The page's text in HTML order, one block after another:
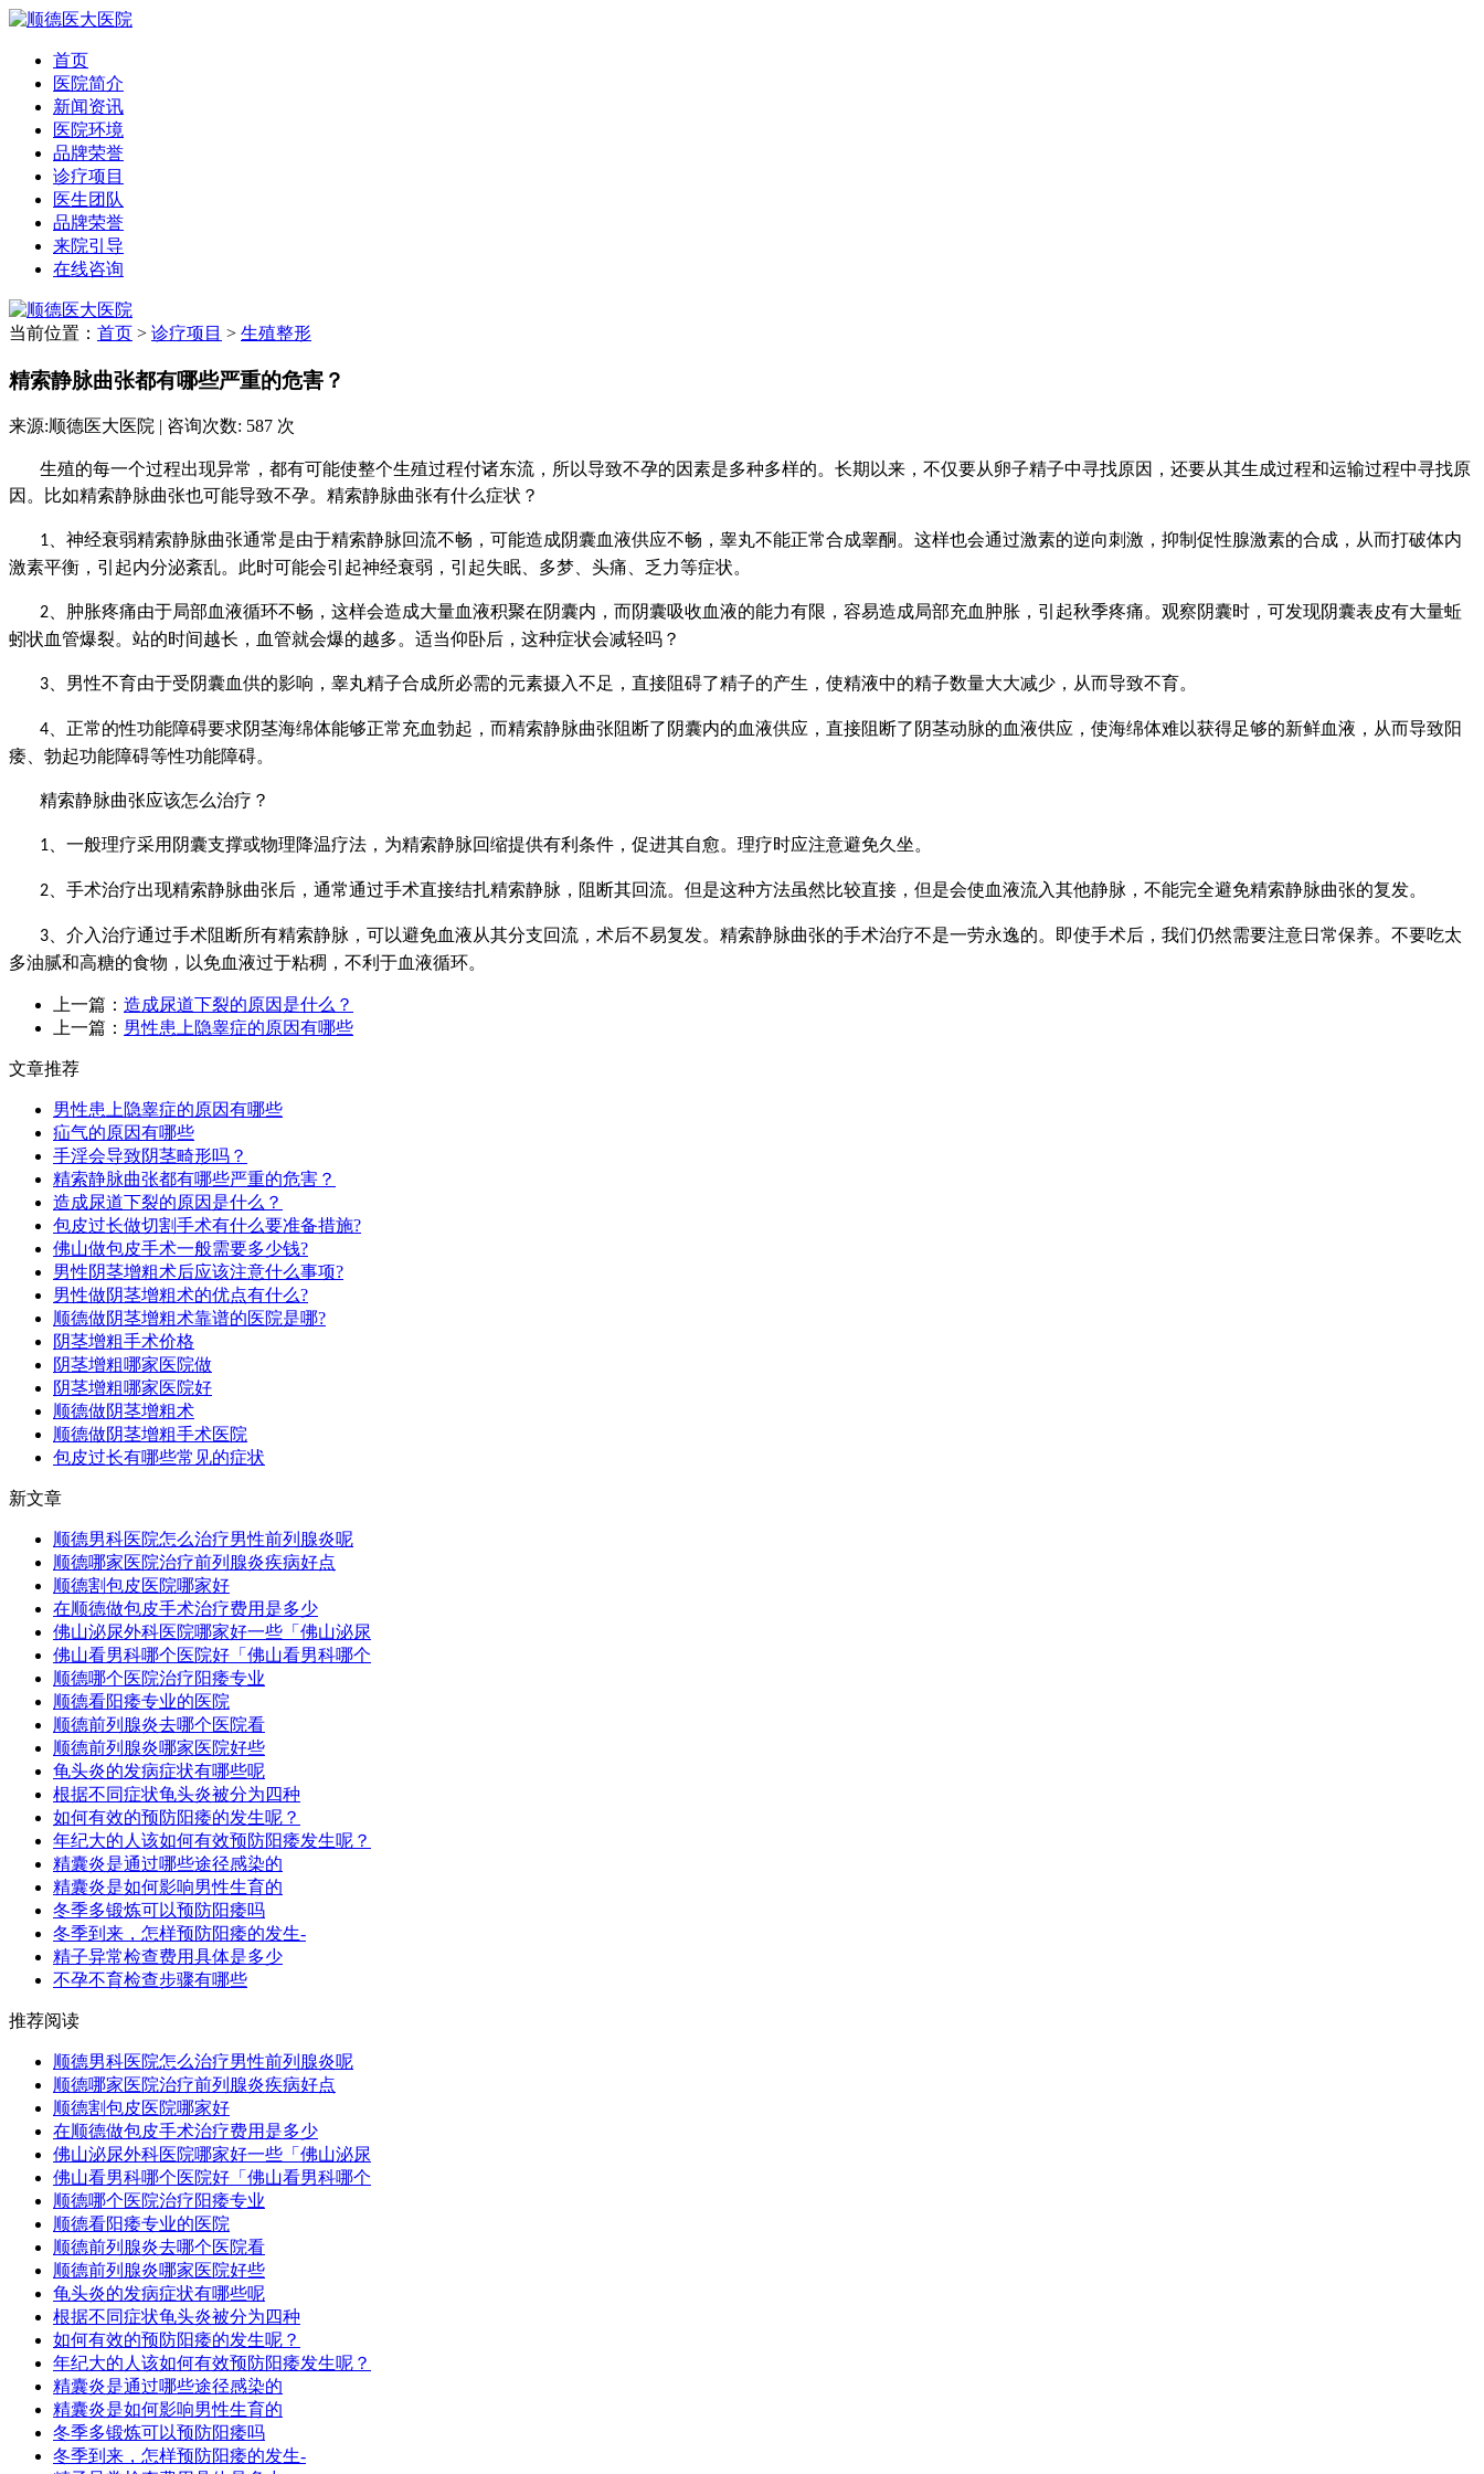
首页
医院简介
新闻资讯
医院环境
品牌荣誉
诊疗项目
医生团队
品牌荣誉
来院引导
在线咨询
当前位置： 首页 > 诊疗项目 > 生殖整形
精索静脉曲张都有哪些严重的危害？
来源:顺德医大医院 | 咨询次数: 587 次
生殖的每一个过程出现异常，都有可能使整个生殖过程付诸东流，所以导致不孕的因素是多种多样的。长期以来，不仅要从卵子精子中寻找原因，还要从其生成过程和运输过程中寻找原
因。比如精索静脉曲张也可能导致不孕。精索静脉曲张有什么症状？
1、神经衰弱精索静脉曲张通常是由于精索静脉回流不畅，可能造成阴囊血液供应不畅，睾丸不能正常合成睾酮。这样也会通过激素的逆向刺激，抑制促性腺激素的合成，从而打破体内
激素平衡，引起内分泌紊乱。此时可能会引起神经衰弱，引起失眠、多梦、头痛、乏力等症状。
2、肿胀疼痛由于局部血液循环不畅，这样会造成大量血液积聚在阴囊内，而阴囊吸收血液的能力有限，容易造成局部充血肿胀，引起秋季疼痛。观察阴囊时，可发现阴囊表皮有大量蚯
蚓状血管爆裂。站的时间越长，血管就会爆的越多。适当仰卧后，这种症状会减轻吗？
3、男性不育由于受阴囊血供的影响，睾丸精子合成所必需的元素摄入不足，直接阻碍了精子的产生，使精液中的精子数量大大减少，从而导致不育。
4、正常的性功能障碍要求阴茎海绵体能够正常充血勃起，而精索静脉曲张阻断了阴囊内的血液供应，直接阻断了阴茎动脉的血液供应，使海绵体难以获得足够的新鲜血液，从而导致阳
痿、勃起功能障碍等性功能障碍。
精索静脉曲张应该怎么治疗？
1、一般理疗采用阴囊支撑或物理降温疗法，为精索静脉回缩提供有利条件，促进其自愈。理疗时应注意避免久坐。
2、手术治疗出现精索静脉曲张后，通常通过手术直接结扎精索静脉，阻断其回流。但是这种方法虽然比较直接，但是会使血液流入其他静脉，不能完全避免精索静脉曲张的复发。
3、介入治疗通过手术阻断所有精索静脉，可以避免血液从其分支回流，术后不易复发。精索静脉曲张的手术治疗不是一劳永逸的。即使手术后，我们仍然需要注意日常保养。不要吃太
多油腻和高糖的食物，以免血液过于粘稠，不利于血液循环。
上一篇： 造成尿道下裂的原因是什么？
上一篇： 男性患上隐睾症的原因有哪些
文章推荐
男性患上隐睾症的原因有哪些
疝气的原因有哪些
手淫会导致阴茎畸形吗？
精索静脉曲张都有哪些严重的危害？
造成尿道下裂的原因是什么？
包皮过长做切割手术有什么要准备措施?
佛山做包皮手术一般需要多少钱?
男性阴茎增粗术后应该注意什么事项?
男性做阴茎增粗术的优点有什么?
顺德做阴茎增粗术靠谱的医院是哪?
阴茎增粗手术价格
阴茎增粗哪家医院做
阴茎增粗哪家医院好
顺德做阴茎增粗术
顺德做阴茎增粗手术医院
包皮过长有哪些常见的症状
新文章
顺德男科医院怎么治疗男性前列腺炎呢
顺德哪家医院治疗前列腺炎疾病好点
顺德割包皮医院哪家好
在顺德做包皮手术治疗费用是多少
佛山泌尿外科医院哪家好一些「佛山泌尿
佛山看男科哪个医院好「佛山看男科哪个
顺德哪个医院治疗阳痿专业
顺德看阳痿专业的医院
顺德前列腺炎去哪个医院看
顺德前列腺炎哪家医院好些
龟头炎的发病症状有哪些呢
根据不同症状龟头炎被分为四种
如何有效的预防阳痿的发生呢？
年纪大的人该如何有效预防阳痿发生呢？
精囊炎是通过哪些途径感染的
精囊炎是如何影响男性生育的
冬季多锻炼可以预防阳痿吗
冬季到来，怎样预防阳痿的发生-
精子异常检查费用具体是多少
不孕不育检查步骤有哪些
推荐阅读
顺德男科医院怎么治疗男性前列腺炎呢
顺德哪家医院治疗前列腺炎疾病好点
顺德割包皮医院哪家好
在顺德做包皮手术治疗费用是多少
佛山泌尿外科医院哪家好一些「佛山泌尿
佛山看男科哪个医院好「佛山看男科哪个
顺德哪个医院治疗阳痿专业
顺德看阳痿专业的医院
顺德前列腺炎去哪个医院看
顺德前列腺炎哪家医院好些
龟头炎的发病症状有哪些呢
根据不同症状龟头炎被分为四种
如何有效的预防阳痿的发生呢？
年纪大的人该如何有效预防阳痿发生呢？
精囊炎是通过哪些途径感染的
精囊炎是如何影响男性生育的
冬季多锻炼可以预防阳痿吗
冬季到来，怎样预防阳痿的发生-